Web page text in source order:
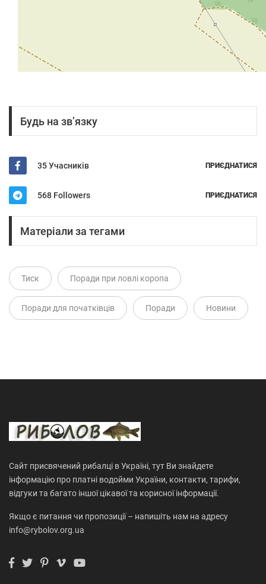
Будь на зв’язку
35 Учасників ПРИЄДНАТИСЯ
568 Followers ПРИЄДНАТИСЯ
Матеріали за тегами
Тиск Поради при ловлі коропа
Поради для початківців Поради Новини
Сайт присвячений рибалці в Україні, тут Ви знайдете
інформацію про платні водойми України, контакти, тарифи,
відгуки та багато іншої цікавої та корисної інформації.
Якщо є питання чи пропозиції – напишіть нам на адресу
info@rybolov.org.ua